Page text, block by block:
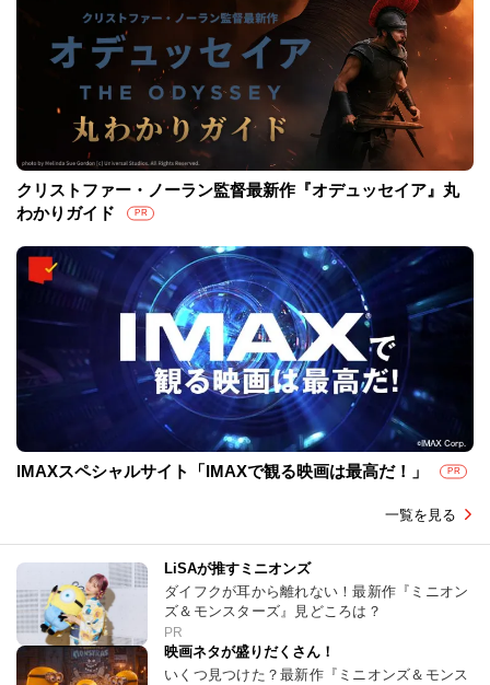
クリストファー・ノーラン監督最新作『オデュッセイア』丸
わかりガイド
PR
IMAXスペシャルサイト「IMAXで観る映画は最高だ！」 PR
一覧を見る
LiSAが推すミニオンズ
ダイフクが耳から離れない！最新作『ミニオン
ズ＆モンスターズ』見どころは？
PR
映画ネタが盛りだくさん！
いくつ見つけた？最新作『ミニオンズ＆モンス